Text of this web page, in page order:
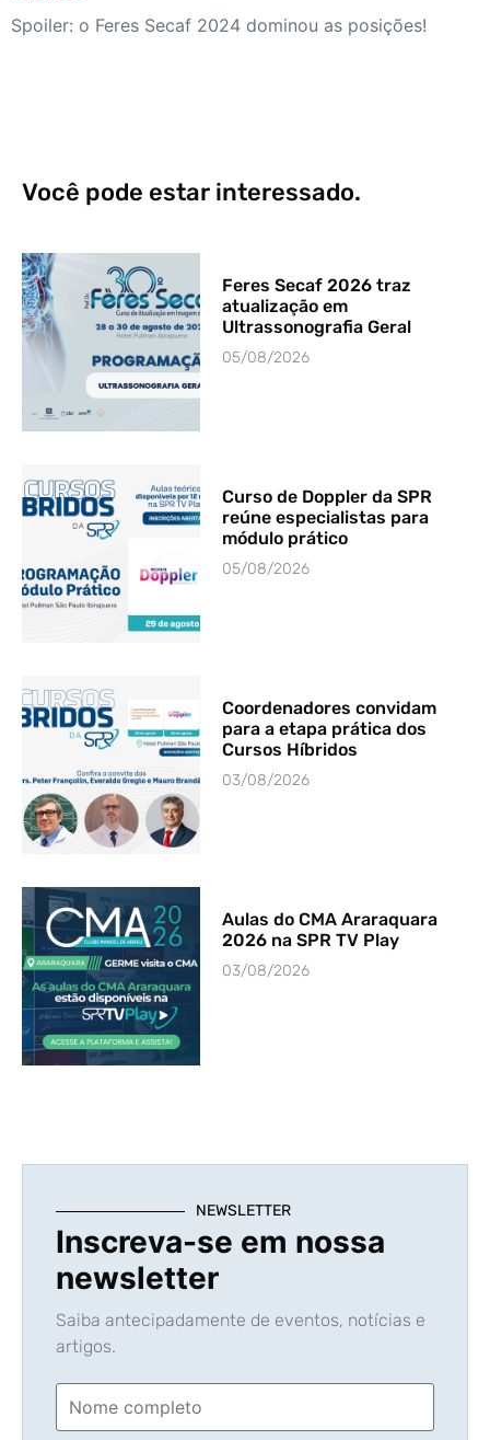
Spoiler: o Feres Secaf 2024 dominou as posições!
Você pode estar interessado.
Feres Secaf 2026 traz
atualização em
Ultrassonografia Geral
05/08/2026
Curso de Doppler da SPR
reúne especialistas para
módulo prático
05/08/2026
Coordenadores convidam
para a etapa prática dos
Cursos Híbridos
03/08/2026
Aulas do CMA Araraquara
2026 na SPR TV Play
03/08/2026
NEWSLETTER
Inscreva-se em nossa
newsletter
Saiba antecipadamente de eventos, notícias e
artigos.